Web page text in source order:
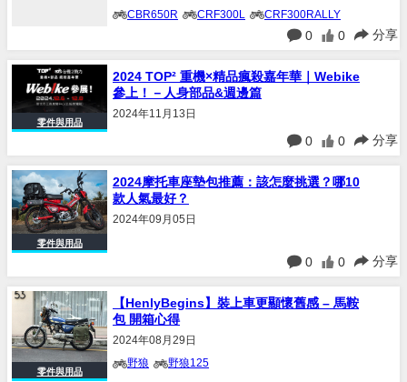
CBR650R CRF300L CRF300RALLY
CT125 Hunter Cub
DAX 125 GIXXER 250 Rebel 1100
Rebel 500 XSR900 Z900RS
0 0 分享
零件與用品
2024 TOP² 重機×精品瘋殺嘉年華｜Webike
參上！－人身部品&週邊篇
2024年11月13日
0 0 分享
零件與用品
2024摩托車座墊包推薦：該怎麼挑選？哪10
款人氣最好？
2024年09月05日
0 0 分享
零件與用品
【HenlyBegins】裝上車更顯懷舊感 – 馬鞍
包 開箱心得
2024年08月29日
野狼 野狼125